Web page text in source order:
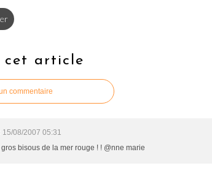
cet article
commentaire
15/08/2007 05:31
bisous de la mer rouge ! ! @nne marie